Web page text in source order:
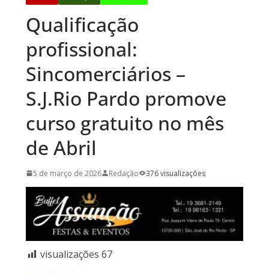
Qualificação
profissional:
Sincomerciários –
S.J.Rio Pardo promove
curso gratuito no mês
de Abril
5 de março de 2026 Redação 376 visualizações
visualizações 67